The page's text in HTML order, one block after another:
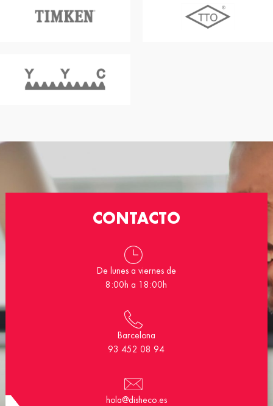
CONTACTO
De lunes a viernes de
8:00h a 18:00h
Barcelona
93 452 08 94
hola@disheco.es